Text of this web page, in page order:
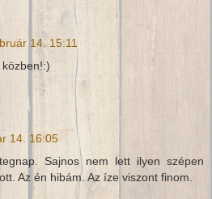
14. 15:11
14. 16:05
Sajnos nem lett ilyen szépen
Az én hibám. Az íze viszont finom.